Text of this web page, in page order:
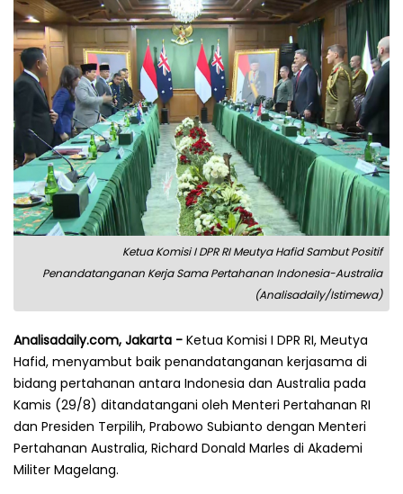
Ketua Komisi I DPR RI Meutya Hafid Sambut Positif
Penandatanganan Kerja Sama Pertahanan Indonesia-Australia
(Analisadaily/Istimewa)
Analisadaily.com, Jakarta - Ketua Komisi I DPR RI, Meutya
Hafid, menyambut baik penandatanganan kerjasama di
bidang pertahanan antara Indonesia dan Australia pada
Kamis (29/8) ditandatangani oleh Menteri Pertahanan RI
dan Presiden Terpilih, Prabowo Subianto dengan Menteri
Pertahanan Australia, Richard Donald Marles di Akademi
Militer Magelang.